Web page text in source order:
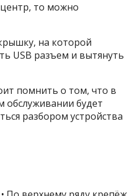
то можно
на которой
USB разъем и вытянуть
помнить о том, что в
обслуживании будет
разбором устройства